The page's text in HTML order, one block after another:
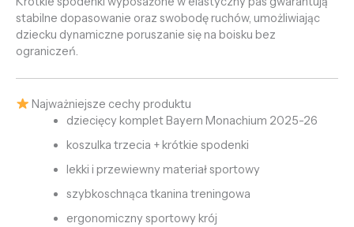
stabilne dopasowanie oraz swobodę ruchów, umożliwiając
dziecku dynamiczne poruszanie się na boisku bez
ograniczeń.
Najważniejsze cechy produktu
dziecięcy komplet Bayern Monachium 2025-26
koszulka trzecia + krótkie spodenki
lekki i przewiewny materiał sportowy
szybkoschnąca tkanina treningowa
ergonomiczny sportowy krój